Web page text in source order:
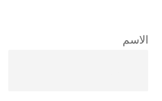
الاسم